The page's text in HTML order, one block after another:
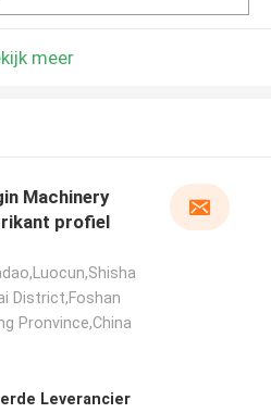
meer
Machinery
profiel
District,Foshan
Pronvince,China
Leverancier